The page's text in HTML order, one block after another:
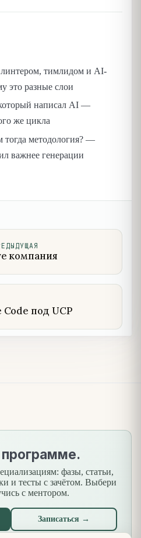
тимлидом и AI-
это разные слои
написал AI —
же цикла
тогда методология? —
важнее генерации
компания
под UCP
программе.
фазы, статьи,
и тесты с зачётом. Выбери
с ментором.
Записаться →